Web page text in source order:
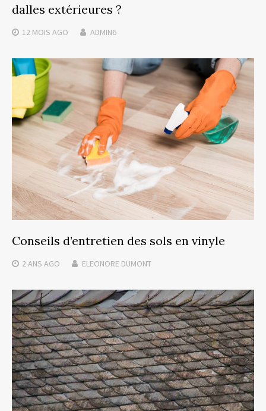
dalles extérieures ?
12 MOIS AGO ADMIN6
Conseils d’entretien des sols en vinyle
2 ANS AGO ELEONORE DUMONT